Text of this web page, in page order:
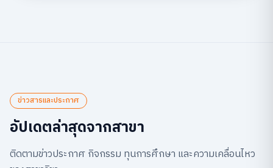
ข่าวสารและประกาศ
อัปเดตล่าสุดจากสาขา
ติดตามข่าวประกาศ กิจกรรม ทุนการศึกษา และความเคลื่อนไหว